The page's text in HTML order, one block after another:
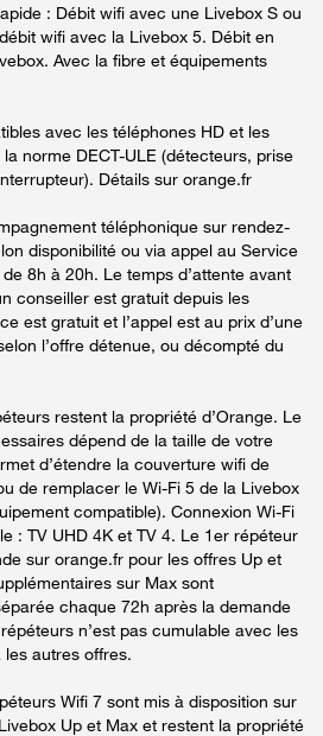
: Débit wifi avec une Livebox S ou
wifi avec la Livebox 5. Débit en
Avec la fibre et équipements
avec les téléphones HD et les
norme DECT-ULE (détecteurs, prise
Détails sur orange.fr
téléphonique sur rendez-
disponibilité ou via appel au Service
8h à 20h. Le temps d’attente avant
conseiller est gratuit depuis les
est gratuit et l’appel est au prix d’une
l’offre détenue, ou décompté du
restent la propriété d’Orange. Le
dépend de la taille de votre
d’étendre la couverture wifi de
de remplacer le Wi-Fi 5 de la Livebox
compatible). Connexion Wi-Fi
: TV UHD 4K et TV 4. Le 1er répéteur
sur orange.fr pour les offres Up et
sur Max sont
chaque 72h après la demande
n’est pas cumulable avec les
autres offres.
Wifi 7 sont mis à disposition sur
Up et Max et restent la propriété